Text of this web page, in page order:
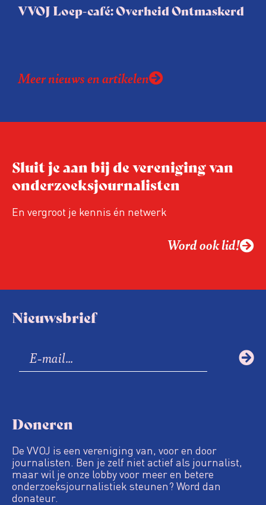
VVOJ Loep-café: Overheid Ontmaskerd
Meer nieuws en artikelen
Sluit je aan bij de vereniging van
onderzoeksjournalisten
En vergroot je kennis én netwerk
Word ook lid!
Nieuwsbrief
Doneren
De VVOJ is een vereniging van, voor en door
journalisten. Ben je zelf niet actief als journalist,
maar wil je onze lobby voor meer en betere
onderzoeksjournalistiek steunen? Word dan
donateur.